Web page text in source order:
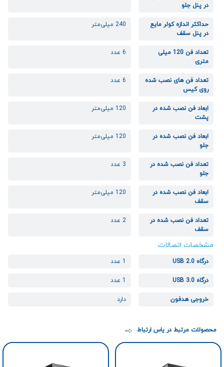
در پنل جلو
حداکثر اندازه کولر مایع
در پنل سقف
240 میلی‌متر
تعداد فن 120 میلی
متری
6 عدد
تعداد فن های نصب شده
روی کیس
6 عدد
ابعاد فن نصب شده در
پشت
120 میلی‌متر
ابعاد فن نصب شده در
جلو
120 میلی‌متر
تعداد فن نصب شده در
جلو
3 عدد
ابعاد فن نصب شده در
سقف
120 میلی‌متر
تعداد فن نصب شده در
سقف
2 عدد
مشخصات اتصالات
درگاه USB 2.0 1 عدد
درگاه USB 3.0 1 عدد
خروجی هدفون دارد
محصولات مرتبط در یاس ارتباط